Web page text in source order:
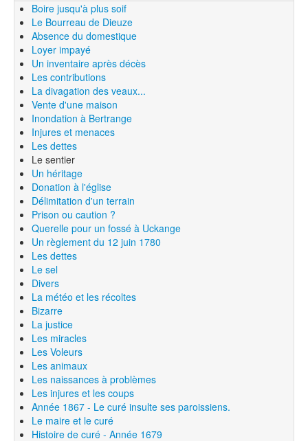
Boire jusqu'à plus soif
Le Bourreau de Dieuze
Absence du domestique
Loyer impayé
Un inventaire après décès
Les contributions
La divagation des veaux...
Vente d'une maison
Inondation à Bertrange
Injures et menaces
Les dettes
Le sentier
Un héritage
Donation à l'église
Délimitation d'un terrain
Prison ou caution ?
Querelle pour un fossé à Uckange
Un règlement du 12 juin 1780
Les dettes
Le sel
Divers
La météo et les récoltes
Bizarre
La justice
Les miracles
Les Voleurs
Les animaux
Les naissances à problèmes
Les injures et les coups
Année 1867 - Le curé insulte ses paroissiens.
Le maire et le curé
Histoire de curé - Année 1679